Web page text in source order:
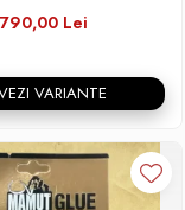
Lei
VARIANTE